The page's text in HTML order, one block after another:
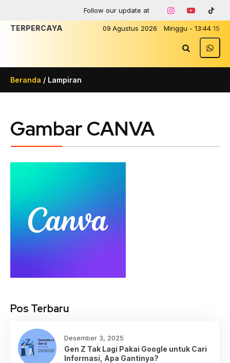
Follow our update at
09 Agustus 2026 Minggu - 13:44 15
TERP
Beranda / Lampiran
Gambar CANVA
Pos Terbaru
Desember 3, 2025
Gen Z Tak Lagi Pakai Google untuk Cari
Informasi, Apa Gantinya?